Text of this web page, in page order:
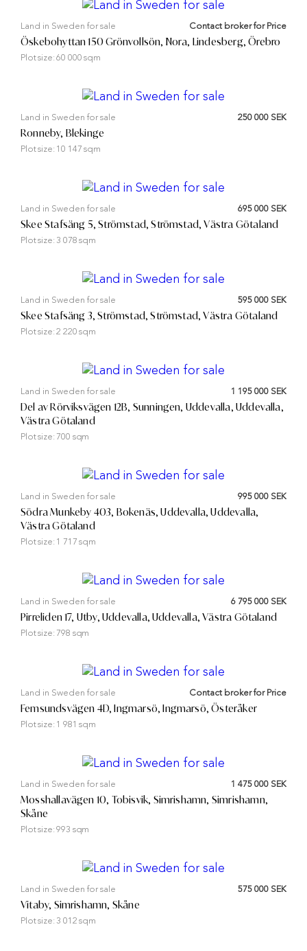
Land in Sweden for sale Contact broker for Price
Öskebohyttan 150 Grönvollsön, Nora, Lindesberg, Örebro
Plot size:60 000 sqm
Land in Sweden for sale 250 000 SEK
Ronneby, Blekinge
Plot size: 10 147 sqm
Land in Sweden for sale 695 000 SEK
Skee Stafsäng 5, Strömstad, Strömstad, Västra Götaland
Plot size: 3 078 sqm
Land in Sweden for sale 595 000 SEK
Skee Stafsäng 3, Strömstad, Strömstad, Västra Götaland
Plot size:2 220 sqm
Land in Sweden for sale 1 195 000 SEK
Del av Rörviksvägen 12B, Sunningen, Uddevalla, Uddevalla,
Västra Götaland
Plot size: 700 sqm
Land in Sweden for sale 995 000 SEK
Södra Munkeby 403, Bokenäs, Uddevalla, Uddevalla,
Västra Götaland
Plot size: 1 717 sqm
Land in Sweden for sale 6 795 000 SEK
Pirreliden 17, Utby, Uddevalla, Uddevalla, Västra Götaland
Plot size: 798 sqm
Land in Sweden for sale Contact broker for Price
Femsundsvägen 4D, Ingmarsö, Ingmarsö, Österåker
Plot size: 1 981 sqm
Land in Sweden for sale 1 475 000 SEK
Mosshallavägen 10, Tobisvik, Simrishamn, Simrishamn,
Skåne
Plot size:993 sqm
Land in Sweden for sale 575 000 SEK
Vitaby, Simrishamn, Skåne
Plot size: 3 012 sqm